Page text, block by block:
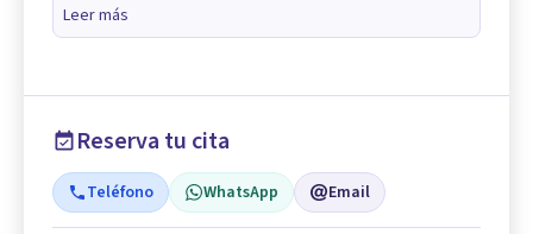
Leer más
Reserva tu cita
Teléfono WhatsApp Email